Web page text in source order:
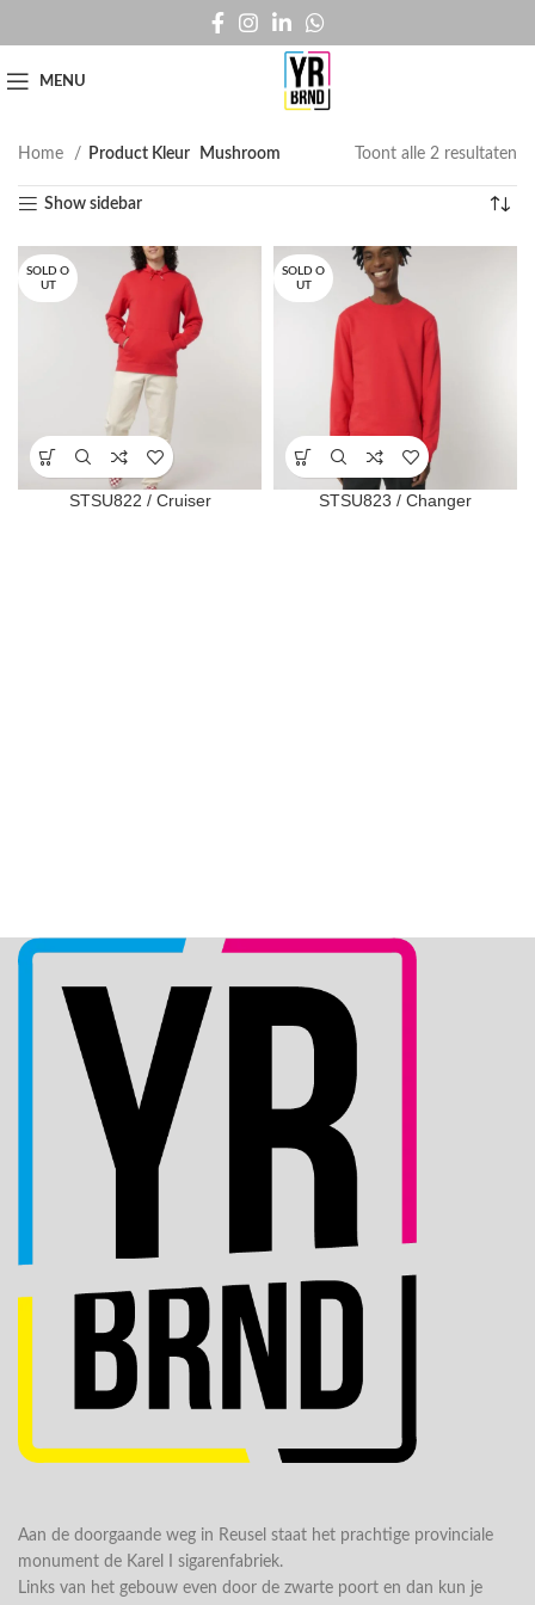
MENU
Home Product Kleur Mushroom Toont alle 2 resultaten
Show sidebar
SOLD O
UT
STSU822 / Cruiser
SOLD O
UT
STSU823 / Changer
Aan de doorgaande weg in Reusel staat het prachtige provinciale
monument de Karel I sigarenfabriek.
Links van het gebouw even door de zwarte poort en dan kun je